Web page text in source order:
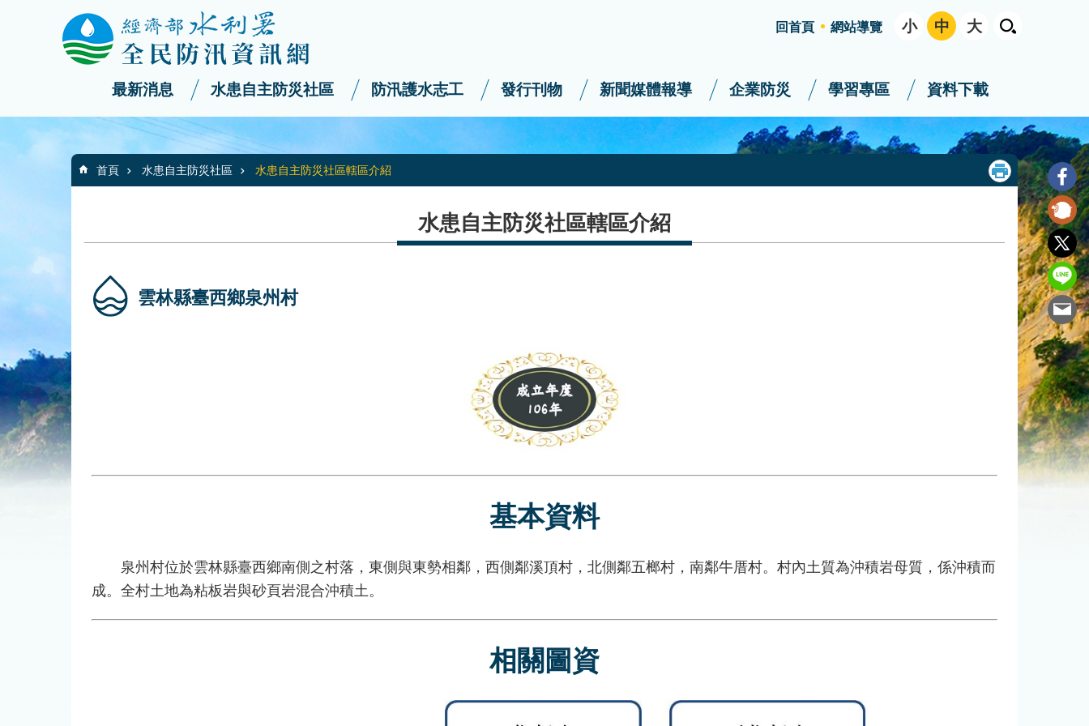
跳到主要內容區塊
回首頁
網站導覽 小 中 大
最新消息 水患自主防災社區 防汛護水志工 發行刊物 新聞媒體報導 企業防災 學習專區 資料下載
:::
首頁 水患自主防災社區 水患自主防災社區轄區介紹
水患自主防災社區轄區介紹
雲林縣臺西鄉泉州村
基本資料
泉州村位於雲林縣臺西鄉南側之村落，東側與東勢相鄰，西側鄰溪頂村，北側鄰五榔村，南鄰牛厝村。村內土質為沖積岩母質，係沖積而
成。全村土地為粘板岩與砂頁岩混合沖積土。
相關圖資